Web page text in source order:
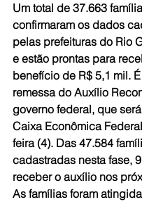
Um total de 37.663
confirmaram os dados
pelas prefeituras do Rio
e estão prontas para
benefício de R$ 5,1 mil.
remessa do Auxílio
governo federal, que
Caixa Econômica
feira (4). Das 47.584
cadastradas nesta fase,
receber o auxílio nos
As famílias foram